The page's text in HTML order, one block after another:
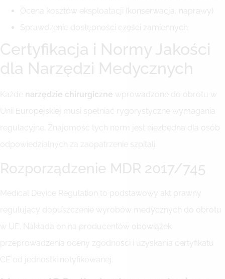
Ocena kosztów eksploatacji (konserwacja, naprawy)
Sprawdzenie dostępności części zamiennych
Certyfikacja i Normy Jakości
dla Narzędzi Medycznych
Każde narzędzie chirurgiczne wprowadzone do obrotu w
Unii Europejskiej musi spełniać rygorystyczne wymagania
regulacyjne. Znajomość tych norm jest niezbędna dla osób
odpowiedzialnych za zaopatrzenie szpitali.
Rozporządzenie MDR 2017/745
Medical Device Regulation to podstawowy akt prawny
regulujący dopuszczenie wyrobów medycznych do obrotu
w UE. Nakłada on na producentów obowiązek
przeprowadzenia oceny zgodności i uzyskania certyfikatu
CE od jednostki notyfikowanej.